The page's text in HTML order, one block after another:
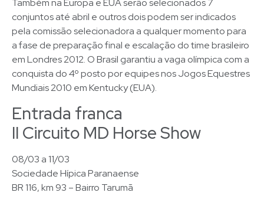
Também na Europa e EUA serão selecionados 7
conjuntos até abril e outros dois podem ser indicados
pela comissão selecionadora a qualquer momento para
a fase de preparação final e escalação do time brasileiro
em Londres 2012. O Brasil garantiu a vaga olímpica com a
conquista do 4º posto por equipes nos Jogos Equestres
Mundiais 2010 em Kentucky (EUA).
Entrada franca
II Circuito MD Horse Show
08/03 a 11/03
Sociedade Hípica Paranaense
BR 116, km 93 – Bairro Tarumã